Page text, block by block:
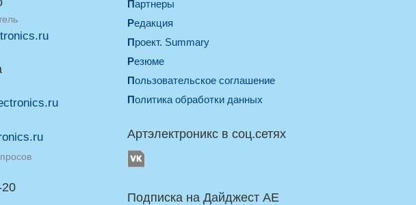
Партнеры
Редакция
Проект. Summary
Резюме
Пользовательское соглашение
Политика обработки данных
Артэлектроникс в соц.сетях
Подписка на Дайджест AE